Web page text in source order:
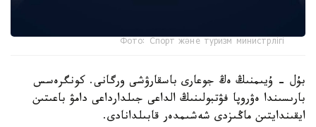
Фото: Спорт және туризм министрлігі
بۇل - ۇيىمنىڭ ەڭ جوعارى باسقارۋشى ورگانى. كونگرەسس
بارىسىندا ەۋروپا فۋتبولىنىڭ الداعى جىلدارداعى دامۋ باعىتىن
ايقىندايتىن ماڭىزدى شەشىمدەر قابىلدانادى.